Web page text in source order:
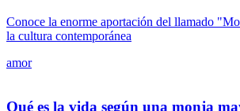
Conoce la enorme aportación del llamado
la cultura contemporánea
amor
Qué es la vida según una monja